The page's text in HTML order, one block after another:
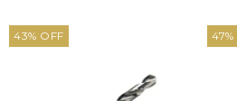
43% OFF 47%